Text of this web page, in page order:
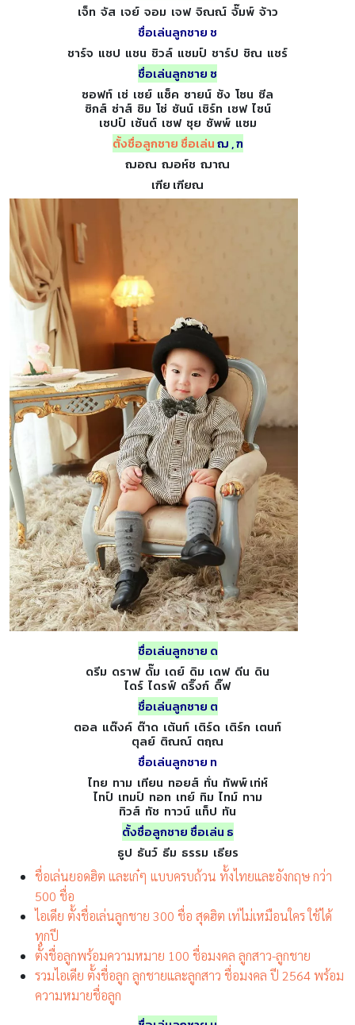
เจ็ท จัส เจย์ จอม เจฟ จิณณ์ จั๊มพ์ จ้าว
ชื่อเล่นลูกชาย ช
ชาร์จ แชป แชน ชิวล์ แชมป์ ชาร์ป ชิณ แชร์
ชื่อเล่นลูกชาย ซ
ซอฟท์ เซ่ เซย์ แซ็ค ซายน์ ซ้ง โซน ซีล
ซิกส์ ซ่าส์ ซิม โซ่ ซันน์ เซิร์ท เซฟ ไซน์
เซปป์ เซ้นต์ เซฟ ซุย ซัพพ์ แซม
ตั้งชื่อลูกชาย ชื่อเล่นฌ , ฑ
ฌอณ ฌอห์ช ฌาณ
เฑีย เฑียณ
ชื่อเล่นลูกชาย ด
ดรีม ดราฟ ดั๊ม เดย์ ดิม เดฟ ดีน ดิน
ไดร์ ไดรฟ์ ดริ๊งก์ ดิ๊ฟ
ชื่อเล่นลูกชาย ต
ตอล แต๊งค์ ต๊าด เต้นท์ เติร์ด เติร์ก เตนท์
ตุลย์ ติณณ์ ตฤณ
ชื่อเล่นลูกชาย ท
ไทย ทาม เทียน ทอยส์ ทั่น ทัพพ์ เท่ห์
ไทป์ เทมป์ ทอท เทย์ ทิม ไทม์ ทาม
ทิวส์ ทัช ทาวน์ แท็ป ทัน
ตั้งชื่อลูกชาย ชื่อเล่น ธ
ธูป ธันว์ ธีม ธรรม เธียร
ชื่อเล่นยอดฮิต และเก๋ๆ แบบครบถ้วน ทั้งไทยและอังกฤษ กว่า
500 ชื่อ
ไอเดีย ตั้งชื่อเล่นลูกชาย 300 ชื่อ สุดฮิต เท่ไม่เหมือนใคร ใช้ได้
ทุกปี
ตั้งชื่อลูกพร้อมความหมาย 100 ชื่อมงคล ลูกสาว-ลูกชาย
รวมไอเดีย ตั้งชื่อลูก ลูกชายและลูกสาว ชื่อมงคล ปี 2564 พร้อม
ความหมายชื่อลูก